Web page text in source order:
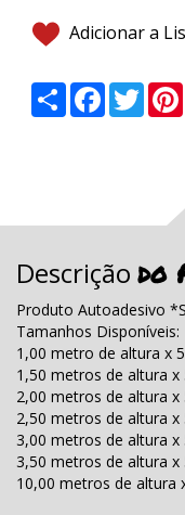
Adicionar a
ShareFacebook
Descrição do
Produto Autoadesivo
Tamanhos Disponíveis:
1,00 metro de altura x
1,50 metros de altura x
2,00 metros de altura x
2,50 metros de altura x
3,00 metros de altura x
3,50 metros de altura x
10,00 metros de altura